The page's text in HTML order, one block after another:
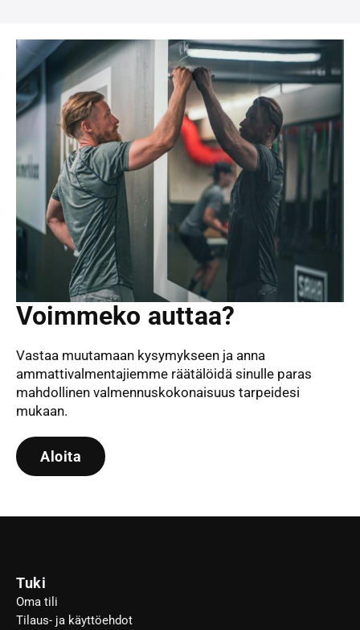
Voimmeko auttaa?
Vastaa muutamaan kysymykseen ja anna
ammattivalmentajiemme räätälöidä sinulle paras
mahdollinen valmennuskokonaisuus tarpeidesi
mukaan.
Aloita
Tuki
Oma tili
Tilaus- ja käyttöehdot